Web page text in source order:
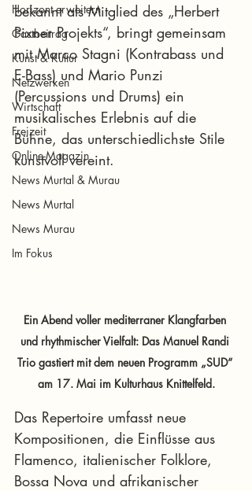
Horizont erweitern
Gastbeitrag
Kunst & Kultur
Netzwerken
Wirtschaft
Freizeit
Online-Magazin
News Murtal & Murau
News Murtal
News Murau
Im Fokus
bekannt als Mitglied des „Herbert
Pixner Projekts“, bringt gemeinsam
mit Marco Stagni (Kontrabass und
E-Bass) und Mario Punzi
(Percussions und Drums) ein
musikalisches Erlebnis auf die
Bühne, das unterschiedlichste Stile
kunstvoll vereint.
Ein Abend voller mediterraner Klangfarben
und rhythmischer Vielfalt: Das Manuel Randi
Trio gastiert mit dem neuen Programm „SUD“
am 17. Mai im Kulturhaus Knittelfeld.
Das Repertoire umfasst neue
Kompositionen, die Einflüsse aus
Flamenco, italienischer Folklore,
Bossa Nova und afrikanischer